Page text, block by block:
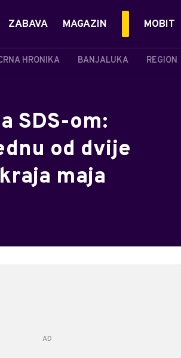
HRONIKA BANJALUKA REGION
ZABAVA MAGAZIN MOBIT
SDS-om:
od dvije
maja